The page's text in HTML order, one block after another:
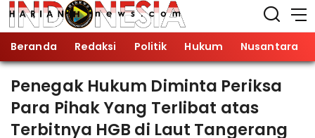
Beranda Redaksi Politik Hukum Nusantara
Penegak Hukum Diminta Periksa
Para Pihak Yang Terlibat atas
Terbitnya HGB di Laut Tangerang